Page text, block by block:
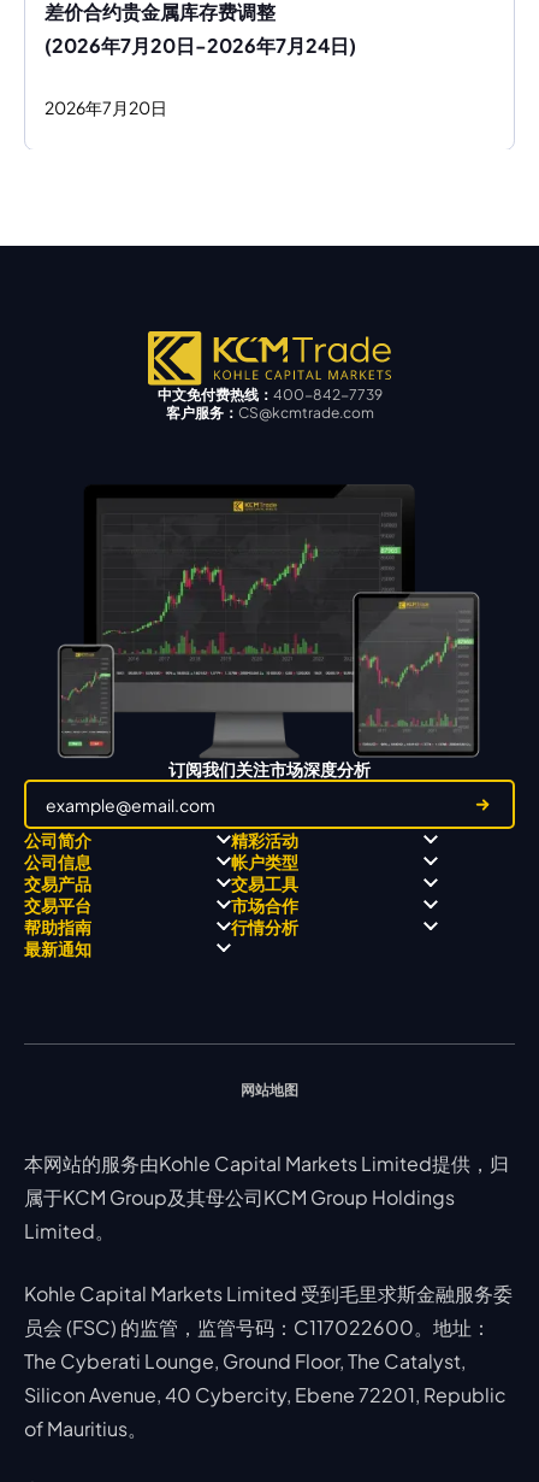
差价合约贵金属库存费调整
(2026年7月20日-2026年7月24日)
2026年7 月 20日
中文免付费热线： 400-842-7739
客户服务： CS@kcmtrade.com
订阅我们关注市场深度分析
公司简介
关于
关于 KCM Group
三大优势
奖项和成就
精彩活动
职业高尔夫 x 飘移队
全球高尔夫锦标赛
公司信息
经营理念
公开信息与风险披露
公司新闻
视频库
帐户类型
ECN 账户
STP 账户
账户比较
交易产品
Forex
贵金属
能源
交易工具
交易平台
MetaTrader 4
MetaTrader 5
市场合作
帮助指南 行情分析
最新通知
网站地图
本网站的服务由Kohle Capital Markets Limited提供，归
属于KCM Group及其母公司KCM Group Holdings
Limited。
Kohle Capital Markets Limited 受到毛里求斯金融服务委
员会 (FSC) 的监管，监管号码：C117022600。地址：
The Cyberati Lounge, Ground Floor, The Catalyst,
Silicon Avenue, 40 Cybercity, Ebene 72201, Republic
of Mauritius。